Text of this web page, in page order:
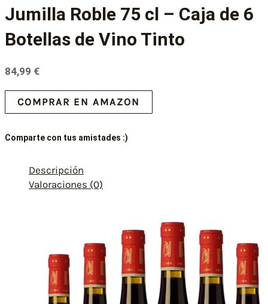
Jumilla Roble 75 cl – Caja de 6
Botellas de Vino Tinto
84,99 €
COMPRAR EN AMAZON
Comparte con tus amistades :)
Descripción
Valoraciones (0)